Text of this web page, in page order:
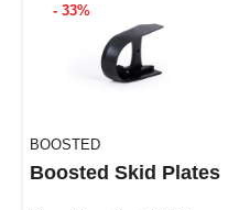
- 33%
BOOSTED
Boosted Skid Plates